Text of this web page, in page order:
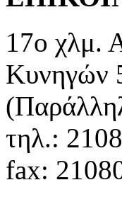
17ο χλμ.
Κυνηγών
τηλ.:
fax: